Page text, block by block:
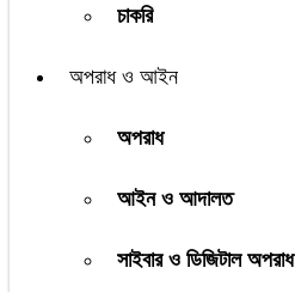
চাকরি
অপরাধ ও আইন
অপরাধ
আইন ও আদালত
সাইবার ও ডিজিটাল অপরাধ